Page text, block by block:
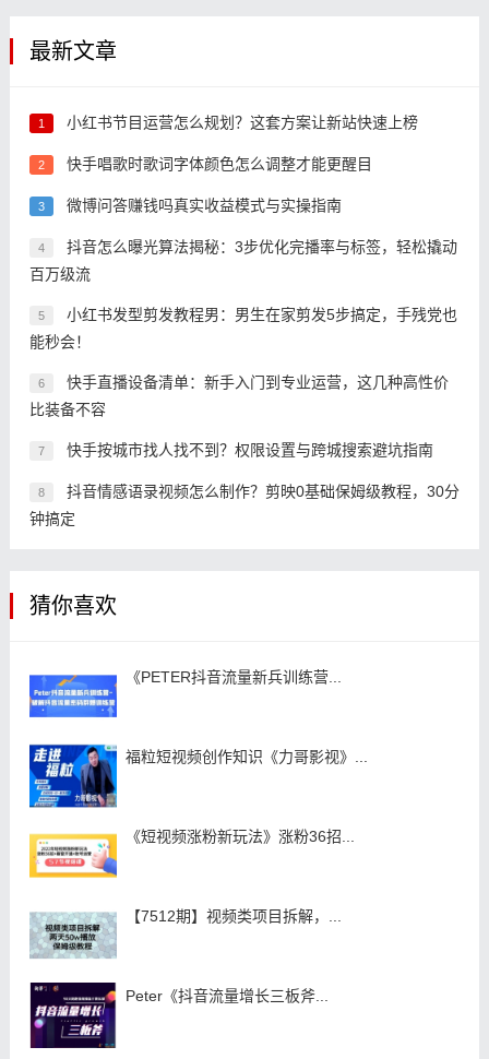
最新文章
1 小红书节目运营怎么规划？这套方案让新站快速上榜
2 快手唱歌时歌词字体颜色怎么调整才能更醒目
3 微博问答赚钱吗真实收益模式与实操指南
4
抖音怎么曝光算法揭秘：3步优化完播率与标签，轻松撬动
百万级流
5
小红书发型剪发教程男：男生在家剪发5步搞定，手残党也
能秒会！
6
快手直播设备清单：新手入门到专业运营，这几种高性价
比装备不容
7 快手按城市找人找不到？权限设置与跨城搜索避坑指南
8
抖音情感语录视频怎么制作？剪映0基础保姆级教程，30分
钟搞定
猜你喜欢
《PETER抖音流量新兵训练营...
福粒短视频创作知识《力哥影视》...
《短视频涨粉新玩法》涨粉36招...
【7512期】视频类项目拆解，...
Peter《抖音流量增长三板斧...